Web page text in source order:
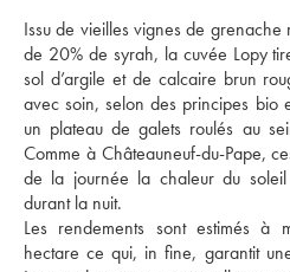
Issu de vieilles vignes de
de 20% de syrah, la cuvée Lopy
sol d’argile et de calcaire brun
avec soin, selon des principes bio
un plateau de galets roulés au
Comme à Châteauneuf-du-Pape,
de la journée la chaleur du
durant la nuit.
Les rendements sont estimés
hectare ce qui, in fine, garantit